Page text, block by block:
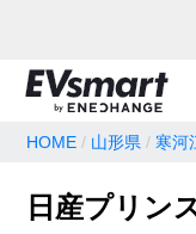
地名・観光スポッ
HOME 山形県 寒河
日産プリン